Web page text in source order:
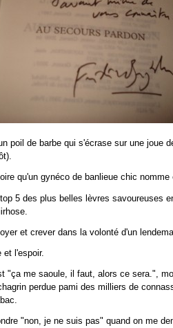
poil de barbe qui s'écrase sur une joue
qu'un gynéco de banlieue chic
5 des plus belles lèvres savoureuses
et crever dans la volonté d'un
et l'espoir.
"ça me saoule, il faut, alors ce sera.",
perdue pami des milliers de
"non, je ne suis pas" quand on me